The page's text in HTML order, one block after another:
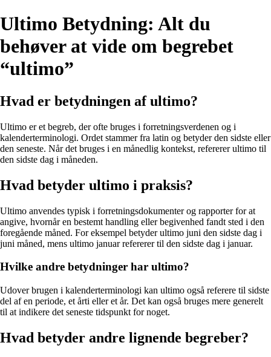
Ultimo Betydning: Alt du
behøver at vide om begrebet
“ultimo”
Hvad er betydningen af ultimo?
Ultimo er et begreb, der ofte bruges i forretningsverdenen og i
kalenderterminologi. Ordet stammer fra latin og betyder den sidste eller
den seneste. Når det bruges i en månedlig kontekst, refererer ultimo til
den sidste dag i måneden.
Hvad betyder ultimo i praksis?
Ultimo anvendes typisk i forretningsdokumenter og rapporter for at
angive, hvornår en bestemt handling eller begivenhed fandt sted i den
foregående måned. For eksempel betyder ultimo juni den sidste dag i
juni måned, mens ultimo januar refererer til den sidste dag i januar.
Hvilke andre betydninger har ultimo?
Udover brugen i kalenderterminologi kan ultimo også referere til sidste
del af en periode, et årti eller et år. Det kan også bruges mere generelt
til at indikere det seneste tidspunkt for noget.
Hvad betyder andre lignende begreber?